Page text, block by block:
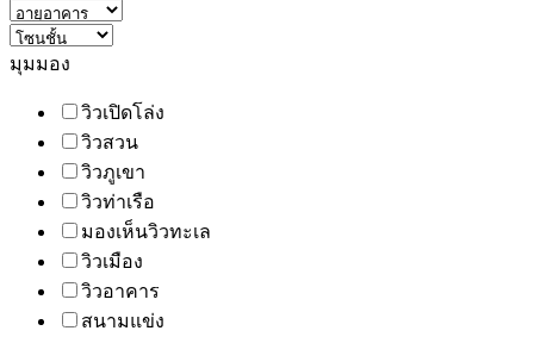
มุมมอง
วิวเปิดโล่ง
วิวสวน
วิวภูเขา
วิวท่าเรือ
มองเห็นวิวทะเล
วิวเมือง
วิวอาคาร
สนามแข่ง